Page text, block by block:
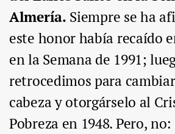
Almería. Siempre se ha
este honor había recaído
en la Semana de 1991;
retrocedimos para
cabeza y otorgárselo al
Pobreza en 1948. Pero,